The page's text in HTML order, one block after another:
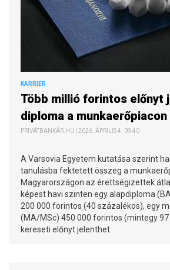
KARRIER
Több millió forintos előnyt
diploma a munkaerőpiacon
PRIVÁTBANKÁR.HU | 2026. ÁPRILIS 4. 09:40
A Varsovia Egyetem kutatása szerint
tanulásba fektetett összeg a
Magyarországon az érettségizettek
képest havi szinten egy alapdiploma
200 000 forintos (40 százalékos), egy
(MA/MSc) 450 000 forintos (mintegy
kereseti előnyt jelenthet.